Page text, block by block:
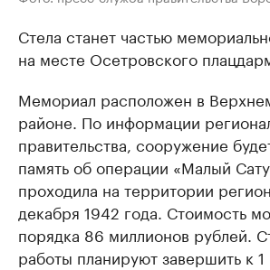
Стела станет частью
на месте Осетровского
Мемориал расположен в
районе. По информации
правительства, сооружение
память об операции «Малый
проходила на территории
декабря 1942 года. Стоимость
порядка 86 миллионов рублей.
работы планируют завершить к